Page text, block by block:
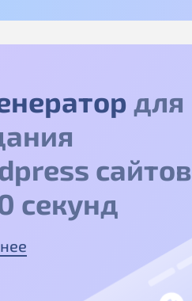
для
сайтов
секунд